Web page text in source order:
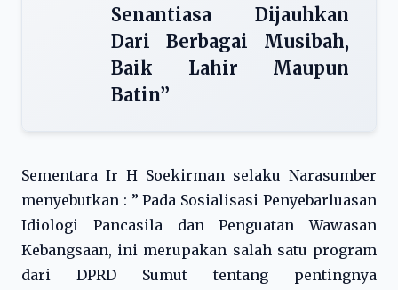
Senantiasa Dijauhkan
Dari Berbagai Musibah,
Baik Lahir Maupun
Batin”
Sementara Ir H Soekirman selaku Narasumber
menyebutkan : ” Pada Sosialisasi Penyebarluasan
Idiologi Pancasila dan Penguatan Wawasan
Kebangsaan, ini merupakan salah satu program
dari DPRD Sumut tentang pentingnya